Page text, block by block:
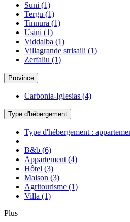
Suni (1)
Tergu (1)
Tinnura (1)
Usini (1)
Viddalba (1)
Villagrande strisaili (1)
Zerfaliu (1)
Province
Carbonia-Iglesias (4)
Type d'hébergement
Type d'hébergement :
B&b (6)
Appartement (4)
Hôtel (3)
Maison (3)
Agritourisme (1)
Villa (1)
Plus